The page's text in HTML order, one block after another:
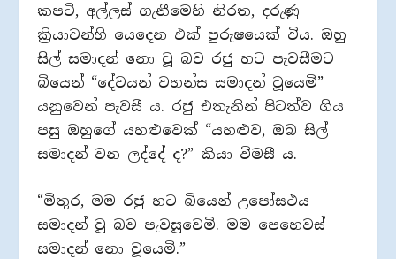
කපටි, අල්ලස් ගැනීමෙහි නිරත, දරුණු
ක්‍රියාවන්හි යෙදෙන එක් පුරුෂයෙක් විය. ඔහු
සිල් සමාදන් නො වූ බව රජු හට පැවසීමට
බියෙන් “දේවයන් වහන්ස සමාදන් වූයෙමි”
යනුවෙන් පැවසී ය. රජු එතැනින් පිටත්ව ගිය
පසු ඔහුගේ යහළුවෙක් “යහළුව, ඔබ සිල්
සමාදන් වන ලද්දේ ද?” කියා විමසී ය.
“මිතුර, මම රජු හට බියෙන් උපෝසථය
සමාදන් වූ බව පැවසූවෙමි. මම පෙහෙවස්
සමාදන් නො වූයෙමි.”